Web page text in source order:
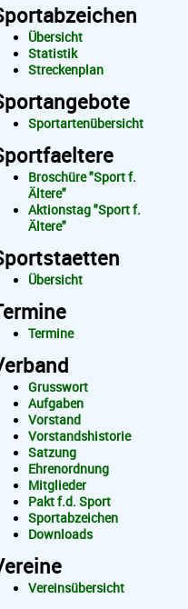
Übersicht
Statistik
Streckenplan
Sportartenübersicht
Broschüre "Sport f.
Ältere"
Aktionstag "Sport f.
Ältere"
Übersicht
Termine
Grusswort
Aufgaben
Vorstand
Vorstandshistorie
Satzung
Ehrenordnung
Mitglieder
Pakt f.d. Sport
Sportabzeichen
Downloads
Vereinsübersicht